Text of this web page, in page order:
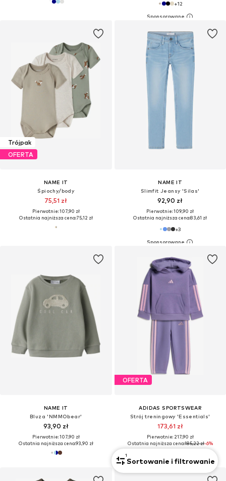
+12
Trójpak
OFERTA
NAME IT
Śpiochy/body
75,51 zł
Pierwotnie: 107,90 zł
Ostatnia najniższa cena:75,12 zł
NAME IT
Slimfit Jeansy 'Silas'
92,90 zł
Pierwotnie: 109,90 zł
Ostatnia najniższa cena:83,61 zł
+3
NAME IT
Bluza 'NMMObear'
93,90 zł
Pierwotnie: 107,90 zł
Ostatnia najniższa cena:93,90 zł
OFERTA
ADIDAS SPORTSWEAR
Strój treningowy 'Essentials'
173,61 zł
Pierwotnie: 217,90 zł
Ostatnia najniższa cena:185,22 zł-6%
1
Sortowanie i filtrowanie